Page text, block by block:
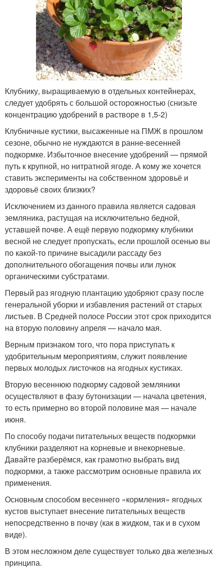
Клубнику, выращиваемую в отдельных контейнерах,
следует удобрять с большой осторожностью (снизьте
концентрацию удобрений в растворе в 1,5-2)
Клубничные кустики, высаженные на ПМЖ в прошлом
сезоне, обычно не нуждаются в ранне-весенней
подкормке. Избыточное внесение удобрений — прямой
путь к крупной, но нитратной ягоде. А кому же хочется
ставить эксперименты на собственном здоровьё и
здоровьё своих близких?
Исключением из данного правила является садовая
земляника, растущая на исключительно бедной,
уставшей почве. А ещё первую подкормку клубники
весной не следует пропускать, если прошлой осенью вы
по какой-то причине высадили рассаду без
дополнительного обогащения почвы или лунок
органическими субстратами.
Первый раз ягодную плантацию удобряют сразу после
генеральной уборки и избавления растений от старых
листьев. В Средней полосе России этот срок приходится
на вторую половину апреля — начало мая.
Верным признаком того, что пора приступать к
удобрительным мероприятиям, служит появление
первых молодых листочков на ягодных кустиках.
Вторую весеннюю подкорму садовой земляники
осуществляют в фазу бутонизации — начала цветения,
то есть примерно во второй половине мая — начале
июня.
По способу подачи питательных веществ подкормки
клубники разделяют на корневые и внекорневые.
Давайте разберёмся, как грамотно выбрать вид
подкормки, а также рассмотрим основные правила их
применения.
Основным способом весеннего «кормления» ягодных
кустов выступает внесение питательных веществ
непосредственно в почву (как в жидком, так и в сухом
виде).
В этом несложном деле существует только два железных
принципа.